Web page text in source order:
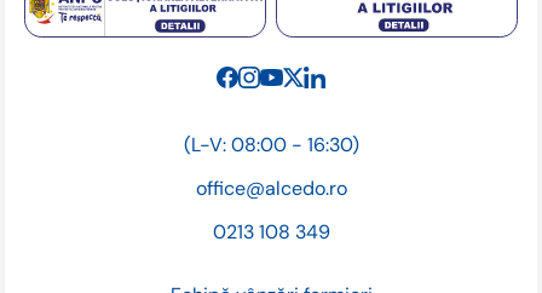
(L-V: 08:00 - 16:30)
office@alcedo.ro
0213 108 349